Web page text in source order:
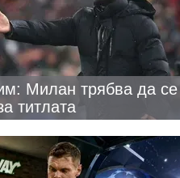
Милан трябва да се
титлата